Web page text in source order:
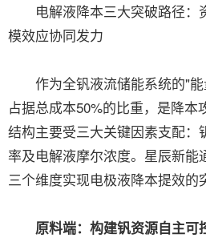
电解液降本三大突破路径：
模效应协同发力
作为全钒液流储能系统的"能
占据总成本50%的比重，是降本
结构主要受三大关键因素支配：
率及电解液摩尔浓度。星辰新能
三个维度实现电极液降本提效的
原料端：构建钒资源自主可